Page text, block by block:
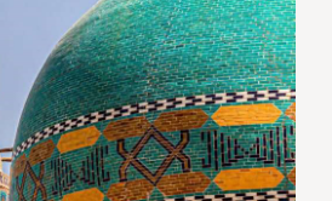
در شهر مشهد چند امامزاده
اماکن مذهبی مشهدمانند
انگشتان دست است ولی در کل
نیشابور، امامزاده ها فراوان بوده